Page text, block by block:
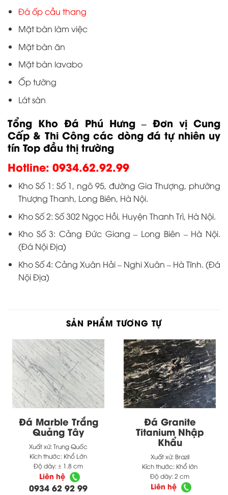
Đá ốp cầu thang
Mặt bàn làm việc
Mặt bàn ăn
Mặt bàn lavabo
Ốp tường
Lát sàn
Tổng Kho Đá Phú Hưng – Đơn vị Cung
Cấp & Thi Công các dòng đá tự nhiên uy
tín Top đầu thị trường
Hotline: 0934.62.92.99
Kho Số 1: Số 1, ngõ 95, đường Gia Thượng, phường
Thượng Thanh, Long Biên, Hà Nội.
Kho Số 2: Số 302 Ngọc Hồi, Huyện Thanh Trì, Hà Nội.
Kho Số 3: Cảng Đức Giang – Long Biên – Hà Nội.
(Đá Nội Địa)
Kho Số 4: Cảng Xuân Hải – Nghi Xuân – Hà Tĩnh. (Đá
Nội Địa)
SẢN PHẨM TƯƠNG TỰ
Đá Marble Trắng
Quảng Tây
Xuất xứ: Trung Quốc
Kích thước: Khổ Lớn
Độ dày: ± 1.8 cm
Liên hệ
0934 62 92 99
Đá Granite
Titanium Nhập
Khẩu
Xuất xứ: Brazil
Kích thước: Khổ lớn
Độ dày: 2 cm
Liên hệ